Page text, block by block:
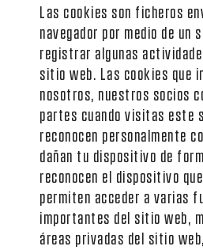
Las cookies son ficheros
navegador por medio de un
registrar algunas
sitio web. Las cookies que
nosotros, nuestros socios
partes cuando visitas este
reconocen personalmente
dañan tu dispositivo de
reconocen el dispositivo
permiten acceder a varias
importantes del sitio web,
áreas privadas del sitio